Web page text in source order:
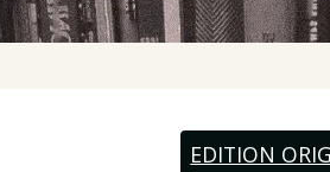
EDITION